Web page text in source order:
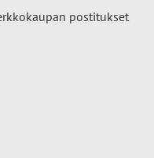
postitukset